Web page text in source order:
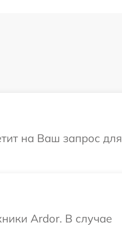
на Ваш запрос для
Ardor. В случае